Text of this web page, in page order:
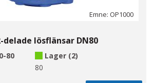
Emne: OP1000
delade lösflänsar DN80
80
Lager (2)
80